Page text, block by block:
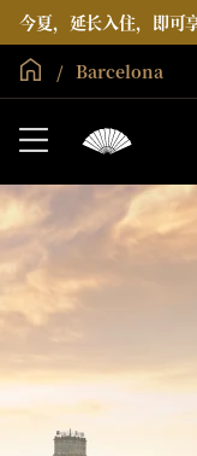
今夏，延长入住，即可
全球首页
Barcelona